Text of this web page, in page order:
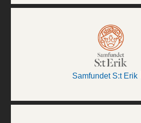
Samfundet S:t Erik